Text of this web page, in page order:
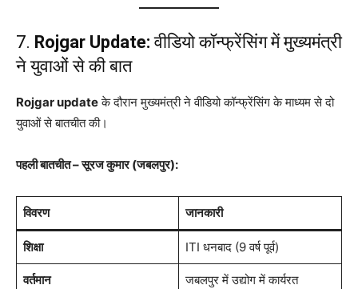
7. Rojgar Update: वीडियो कॉन्फ्रेंसिंग में मुख्यमंत्री
ने युवाओं से की बात
Rojgar updateके दौरान मुख्यमंत्री ने वीडियो कॉन्फ्रेंसिंग के माध्यम से दो
युवाओं से बातचीत की।
पहली बातचीत – सूरज कुमार (जबलपुर):
विवरण जानकारी
शिक्षा ITI धनबाद (9 वर्ष पूर्व)
वर्तमान जबलपुर में उद्योग में कार्यरत